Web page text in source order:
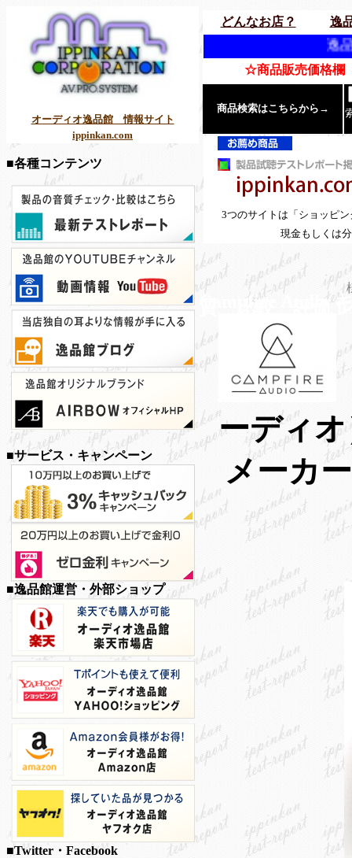
オーディオ逸品館 情報サイト
ippinkan.com
■各種コンテンツ
■サービス・キャンペーン
■逸品館運営・外部ショップ
■Twitter・Facebook
どんなお店？
逸
逸品館は、年中無
☆商品販売価格欄
商品検索はこちらから→
3つのサイトは「ショッピ
現金もしくは
Campfire
質 比較 評価
ーディ
メーカ